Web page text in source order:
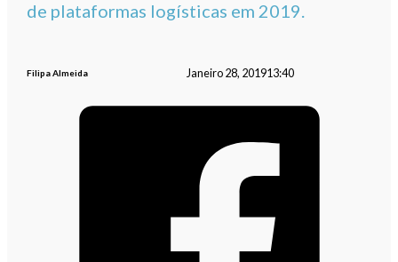
de plataformas logísticas em 2019.
Filipa Almeida Janeiro 28, 201913:40